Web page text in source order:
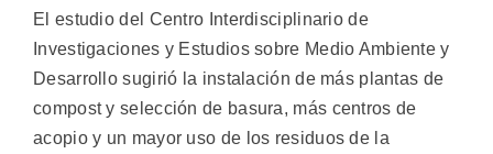
El estudio del Centro Interdisciplinario de
Investigaciones y Estudios sobre Medio Ambiente y
Desarrollo sugirió la instalación de más plantas de
compost y selección de basura, más centros de
acopio y un mayor uso de los residuos de la